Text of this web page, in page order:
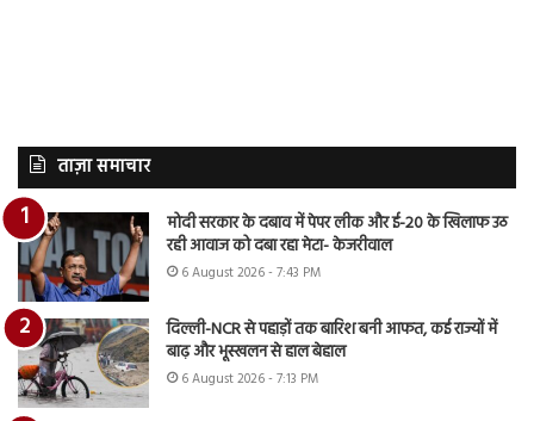
ताज़ा समाचार
मोदी सरकार के दबाव में पेपर लीक और ई-20 के खिलाफ उठ
रही आवाज को दबा रहा मेटा- केजरीवाल
6 August 2026 - 7:43 PM
दिल्ली-NCR से पहाड़ों तक बारिश बनी आफत, कई राज्यों में
बाढ़ और भूस्खलन से हाल बेहाल
6 August 2026 - 7:13 PM